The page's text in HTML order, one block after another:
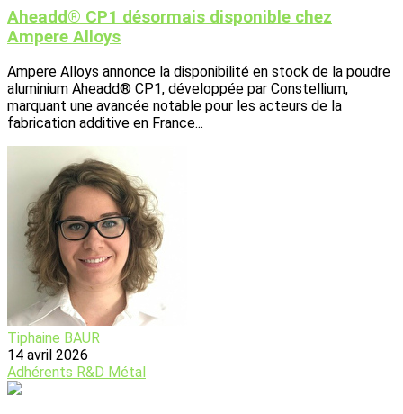
Aheadd® CP1 désormais disponible chez
Ampere Alloys
Ampere Alloys annonce la disponibilité en stock de la poudre
aluminium Aheadd® CP1, développée par Constellium,
marquant une avancée notable pour les acteurs de la
fabrication additive en France...
Tiphaine BAUR
14 avril 2026
Adhérents R&D Métal